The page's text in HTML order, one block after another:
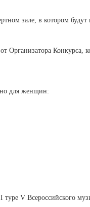
зале, в котором
Организатора Конкурса,
для женщин:
V Всероссийского